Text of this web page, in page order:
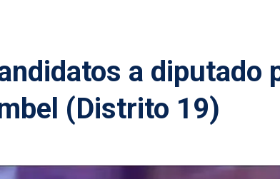
a diputado
(Distrito 19)